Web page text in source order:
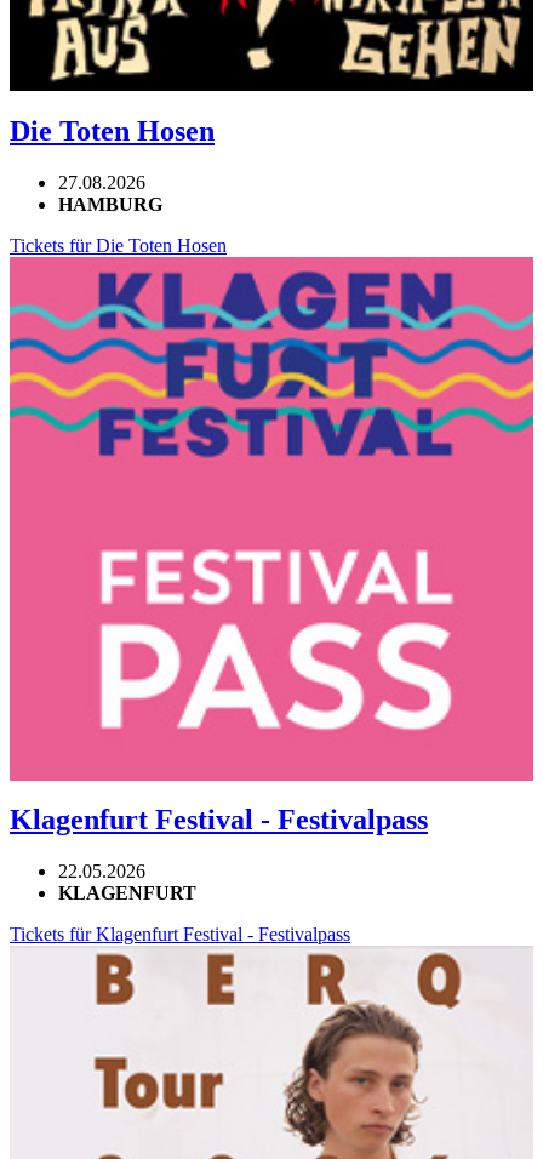
Die Toten Hosen
27.08.2026
HAMBURG
Tickets für Die Toten Hosen
Klagenfurt Festival - Festivalpass
22.05.2026
KLAGENFURT
Tickets für Klagenfurt Festival - Festivalpass